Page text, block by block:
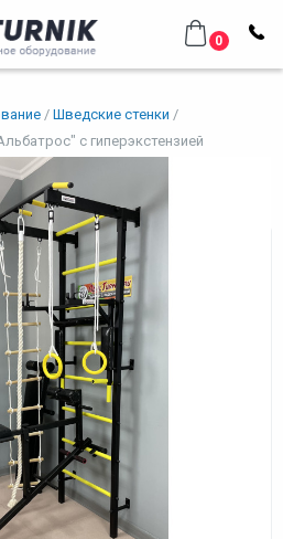
0
Шведские стенки
с гиперэкстензией
с